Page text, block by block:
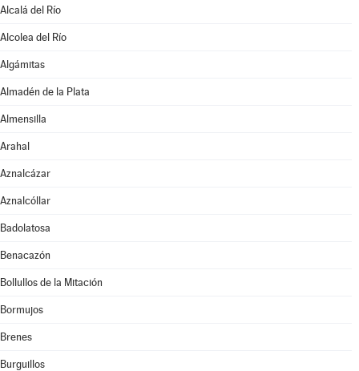
Alcalá del Río
Alcolea del Río
Algámitas
Almadén de la Plata
Almensilla
Arahal
Aznalcázar
Aznalcóllar
Badolatosa
Benacazón
Bollullos de la Mitación
Bormujos
Brenes
Burguillos